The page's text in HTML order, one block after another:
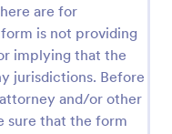
are for
is not providing
implying that the
jurisdictions. Before
and/or other
sure that the form